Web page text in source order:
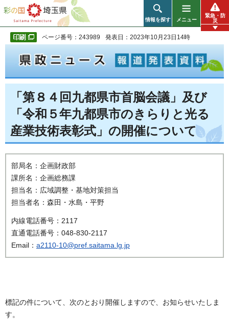
彩の国 埼玉県
情報を探す メニュー
緊急・防
災
ページ番号：243989 発表日：2023年10月23日14時
「第８４回九都県市首脳会議」及び
「令和５年九都県市のきらりと光る
産業技術表彰式」の開催について
部局名：企画財政部
課所名：企画総務課
担当名：広域調整・基地対策担当
担当者名：森田・水島・平野
内線電話番号：2117
直通電話番号：048-830-2117
Email： a2110-10@pref.saitama.lg.jp
標記の件について、次のとおり開催しますので、お知らせいたしま
す。